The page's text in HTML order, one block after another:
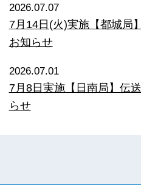
2026.07.07
7月14日(火)実施【都城局
お知らせ
2026.07.01
7月8日実施【日南局】伝
らせ